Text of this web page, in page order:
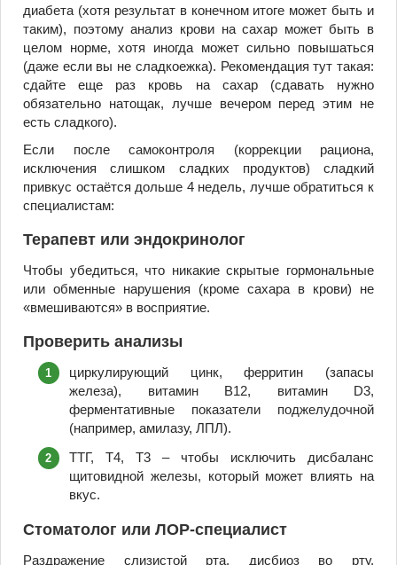
диабета (хотя результат в конечном итоге может быть и
таким), поэтому анализ крови на сахар может быть в
целом норме, хотя иногда может сильно повышаться
(даже если вы не сладкоежка). Рекомендация тут такая:
сдайте еще раз кровь на сахар (сдавать нужно
обязательно натощак, лучше вечером перед этим не
есть сладкого).
Если после самоконтроля (коррекции рациона,
исключения слишком сладких продуктов) сладкий
привкус остаётся дольше 4 недель, лучше обратиться к
специалистам:
Терапевт или эндокринолог
Чтобы убедиться, что никакие скрытые гормональные
или обменные нарушения (кроме сахара в крови) не
«вмешиваются» в восприятие.
Проверить анализы
циркулирующий цинк, ферритин (запасы
железа), витамин В12, витамин D3,
ферментативные показатели поджелудочной
(например, амилазу, ЛПЛ).
ТТГ, Т4, Т3 – чтобы исключить дисбаланс
щитовидной железы, который может влиять на
вкус.
Стоматолог или ЛОР-специалист
Раздражение слизистой рта, дисбиоз во рту,